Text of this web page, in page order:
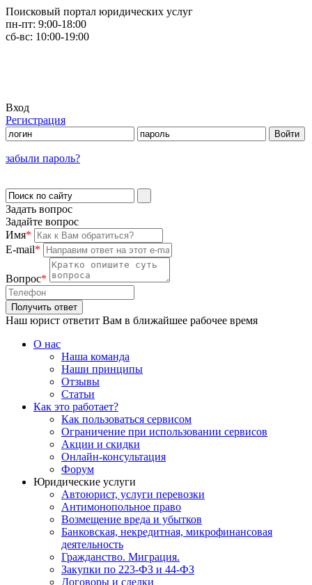
Поисковый портал юридических услуг
пн-пт: 9:00-18:00
сб-вс: 10:00-19:00
Вход
Регистрация
забыли пароль?
Задать вопрос
Задайте вопрос
Имя*
E-mail*
Вопрос*
Наш юрист ответит Вам в ближайшее рабочее время
О нас
Наша команда
Наши принципы
Отзывы
Статьи
Как это работает?
Как пользоваться сервисом
Ограничение при использовании сервисов
Акции и скидки
Онлайн-консультация
Форум
Юридические услуги
Автоюрист, услуги перевозки
Антимонопольное право
Возмещение вреда и убытков
Банковская, некредитная, микрофинансовая
деятельность
Гражданство. Миграция.
Закупки по 223-ФЗ и 44-ФЗ
Договоры и сделки